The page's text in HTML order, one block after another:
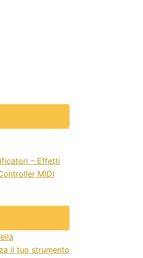
– Effetti
MIDI
il tuo strumento